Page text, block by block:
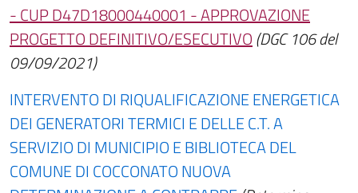
- CUP D47D18000440001 - APPROVAZIONE
PROGETTO DEFINITIVO/ESECUTIVO(DGC 106 del
09/09/2021)
INTERVENTO DI RIQUALIFICAZIONE ENERGETICA
DEI GENERATORI TERMICI E DELLE C.T. A
SERVIZIO DI MUNICIPIO E BIBLIOTECA DEL
COMUNE DI COCCONATO NUOVA